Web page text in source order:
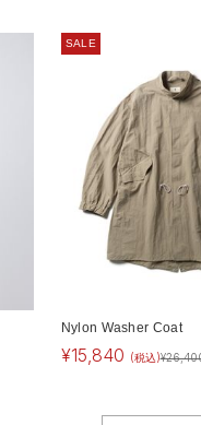
SALE
Nylon Washer Coat
¥15,840 (税込)¥